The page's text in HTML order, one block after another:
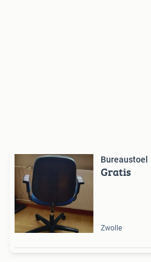
Bureaustoel
Gratis
Zwolle